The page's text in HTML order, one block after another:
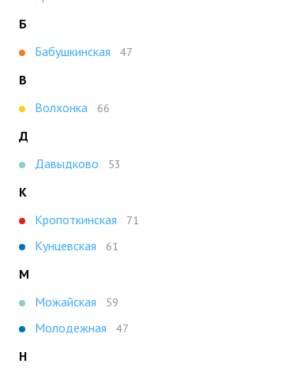
Б
Бабушкинская
47
В
Волхонка
66
Д
Давыдково
53
К
Кропоткинская
71
Кунцевская 61
М
Можайская
59
Молодежная 47
Н